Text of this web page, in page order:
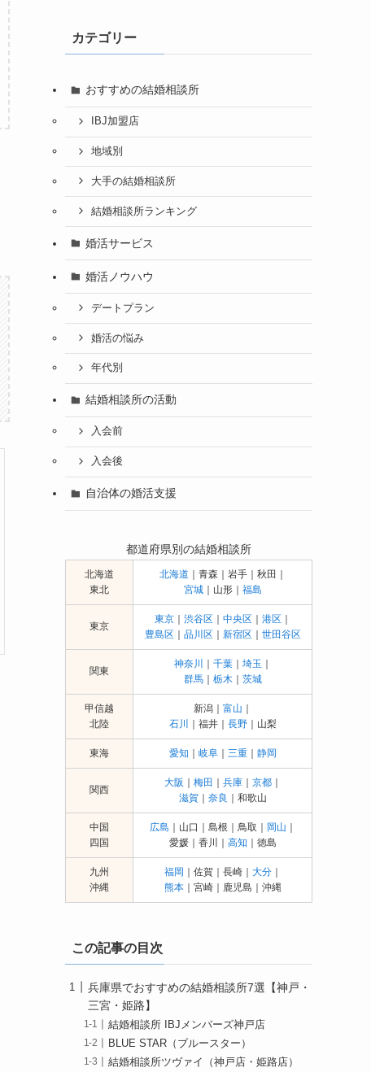
カテゴリー
おすすめの結婚相談所
IBJ加盟店
地域別
大手の結婚相談所
結婚相談所ランキング
婚活サービス
婚活ノウハウ
デートプラン
婚活の悩み
年代別
結婚相談所の活動
入会前
入会後
自治体の婚活支援
都道府県別の結婚相談所
北海道
東北
北海道 ｜青森｜岩手｜秋田｜
宮城｜山形｜ 福島
東京
東京｜ 渋谷区｜ 中央区｜ 港区｜
豊島区｜ 品川区｜ 新宿区｜ 世田谷区
関東
神奈川 ｜ 千葉｜ 埼玉 ｜
群馬｜ 栃木 ｜ 茨城
甲信越
北陸
新潟｜ 富山 ｜
石川
｜福井｜ 長野｜山梨
東海 愛知 ｜ 岐阜｜ 三重｜ 静岡
関西
大阪 ｜ 梅田 ｜ 兵庫｜ 京都｜
滋賀｜ 奈良 ｜和歌山
中国
四国
広島 ｜山口｜島根｜鳥取｜ 岡山 ｜
愛媛｜香川｜ 高知 ｜徳島
九州
沖縄
福岡 ｜佐賀｜長崎｜ 大分｜
熊本｜宮崎｜鹿児島｜沖縄
この記事の目次
兵庫県でおすすめの結婚相談所7選【神戸・
三宮・姫路】
結婚相談所 IBJメンバーズ神戸店
BLUE STAR（ブルースター）
結婚相談所ツヴァイ（神戸店・姫路店）